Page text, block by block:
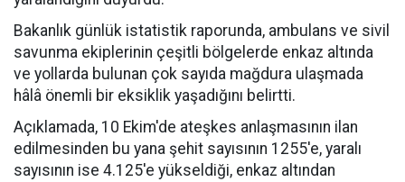
Bakanlık günlük istatistik raporunda, ambulans ve sivil
savunma ekiplerinin çeşitli bölgelerde enkaz altında
ve yollarda bulunan çok sayıda mağdura ulaşmada
hâlâ önemli bir eksiklik yaşadığını belirtti.
Açıklamada, 10 Ekim'de ateşkes anlaşmasının ilan
edilmesinden bu yana şehit sayısının 1255'e, yaralı
sayısının ise 4.125'e yükseldiği, enkaz altından